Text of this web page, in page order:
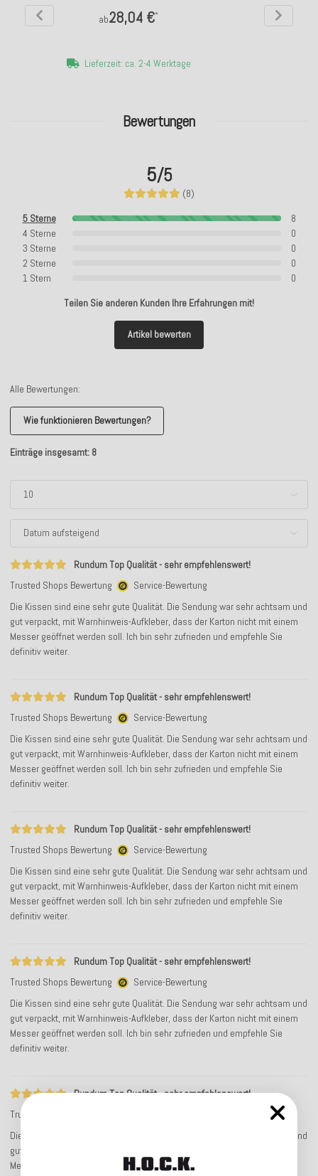
Bewertungen
5/5
(8)
5 Sterne
8
4 Sterne
0
3 Sterne
0
2 Sterne
0
1 Stern
0
Teilen Sie anderen Kunden Ihre Erfahrungen mit!
Artikel bewerten
Alle Bewertungen:
Wie funktionieren Bewertungen?
Einträge insgesamt: 8
Rundum Top Qualität - sehr empfehlenswert!
Trusted Shops Bewertung
Service-Bewertung
Die Kissen sind eine sehr gute Qualität. Die Sendung war sehr achtsam und
gut verpackt, mit Warnhinweis-Aufkleber, dass der Karton nicht mit einem
Messer geöffnet werden soll. Ich bin sehr zufrieden und empfehle Sie
definitiv weiter.
Rundum Top Qualität - sehr empfehlenswert!
Trusted Shops Bewertung
Service-Bewertung
Die Kissen sind eine sehr gute Qualität. Die Sendung war sehr achtsam und
gut verpackt, mit Warnhinweis-Aufkleber, dass der Karton nicht mit einem
Messer geöffnet werden soll. Ich bin sehr zufrieden und empfehle Sie
definitiv weiter.
Rundum Top Qualität - sehr empfehlenswert!
Trusted Shops Bewertung
Service-Bewertung
Die Kissen sind eine sehr gute Qualität. Die Sendung war sehr achtsam und
gut verpackt, mit Warnhinweis-Aufkleber, dass der Karton nicht mit einem
Messer geöffnet werden soll. Ich bin sehr zufrieden und empfehle Sie
definitiv weiter.
Rundum Top Qualität - sehr empfehlenswert!
Trusted Shops Bewertung
Service-Bewertung
Die Kissen sind eine sehr gute Qualität. Die Sendung war sehr achtsam und
gut verpackt, mit Warnhinweis-Aufkleber, dass der Karton nicht mit einem
Messer geöffnet werden soll. Ich bin sehr zufrieden und empfehle Sie
definitiv weiter.
Rundum Top Qualität - sehr empfehlenswert!
Trusted Shops Bewertung
Die Kissen sind eine sehr gute Qualität. Die Sendung war sehr achtsam und
gut verpackt, mit Warnhinweis-Aufkleber, dass der Karton nicht mit einem
Messer geöffnet werden soll. Ich bin sehr zufrieden und empfehle Sie
ab28,04 €*
Lieferzeit: ca. 2-4 Werktage